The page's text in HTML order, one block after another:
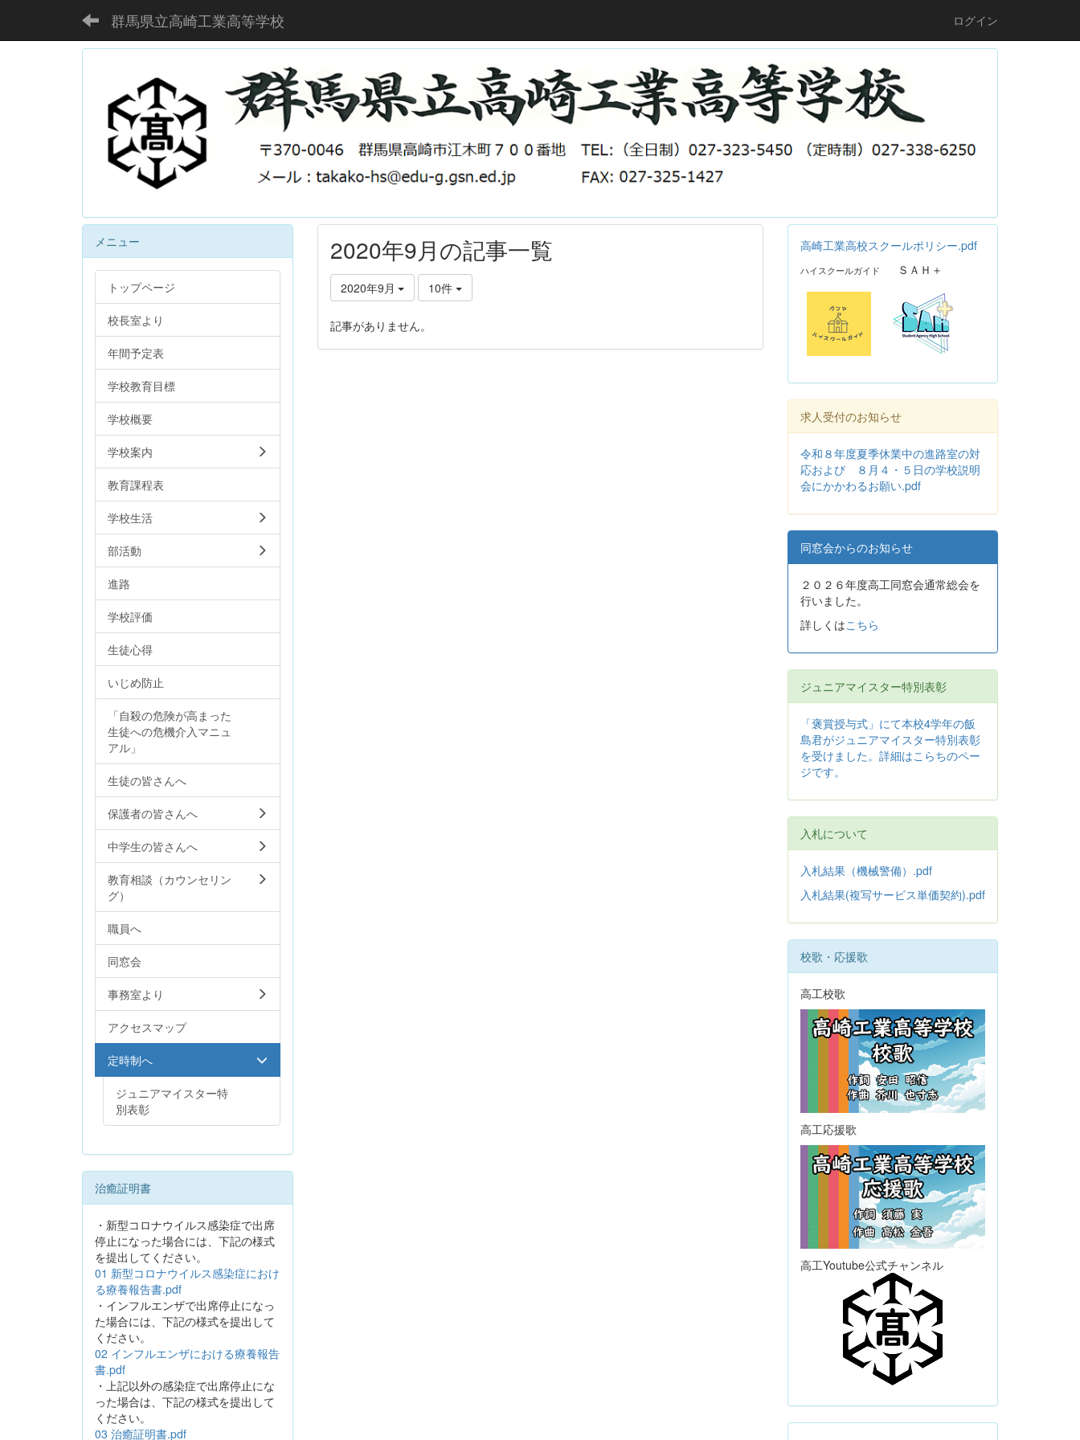
群馬県立高崎工業高等学校 ログイン
2020年9月の記事一覧
2020年9月 10件
記事がありません。
メニュー
トップページ
校長室より
年間予定表
学校教育目標
学校概要
学校案内
教育課程表
学校生活
部活動
進路
学校評価
生徒心得
いじめ防止
「自殺の危険が高まった
生徒への危機介入マニュ
アル」
生徒の皆さんへ
保護者の皆さんへ
中学生の皆さんへ
教育相談（カウンセリン
グ）
職員へ
同窓会
事務室より
アクセスマップ
定時制へ
ジュニアマイスター特
別表彰
治癒証明書
・新型コロナウイルス感染症で出席
停止になった場合には、下記の様式
を提出してください。
01 新型コロナウイルス感染症におけ
る療養報告書.pdf
・インフルエンザで出席停止になっ
た場合には、下記の様式を提出して
ください。
02 インフルエンザにおける療養報告
書.pdf
・上記以外の感染症で出席停止にな
った場合は、下記の様式を提出して
ください。
03 治癒証明書.pdf
高崎工業高校スクールポリシー.pdf
ハイスクールガイド ＳＡＨ＋
求人受付のお知らせ
令和８年度夏季休業中の進路室の対
応および ８月４・５日の学校説明
会にかかわるお願い.pdf
同窓会からのお知らせ
２０２６年度高工同窓会通常総会を
行いました。
詳しくはこちら
ジュニアマイスター特別表彰
「褒賞授与式」にて本校4学年の飯
島君がジュニアマイスター特別表彰
を受けました。詳細はこらちのペー
ジです。
入札について
入札結果（機械警備）.pdf
入札結果(複写サービス単価契約).pdf
校歌・応援歌
高工校歌
高工応援歌
高工Youtube公式チャンネル